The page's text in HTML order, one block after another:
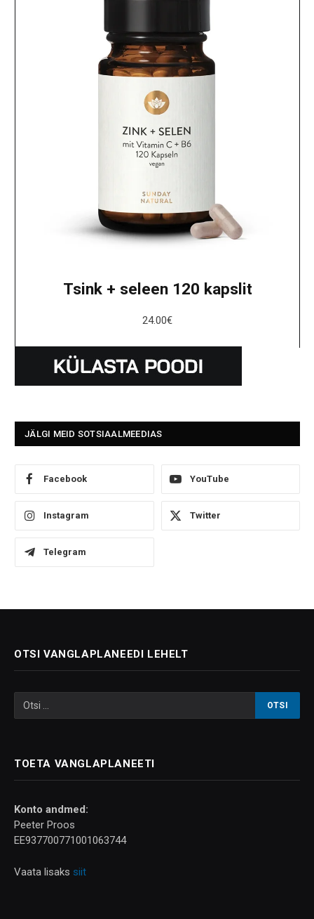
Tsink + seleen 120 kapslit
24.00€
JÄLGI MEID SOTSIAALMEEDIAS
Facebook YouTube
Instagram Twitter
Telegram
OTSI VANGLAPLANEEDI LEHELT
TOETA VANGLAPLANEETI
Konto andmed:
Peeter Proos
EE937700771001063744
Vaata lisaks siit